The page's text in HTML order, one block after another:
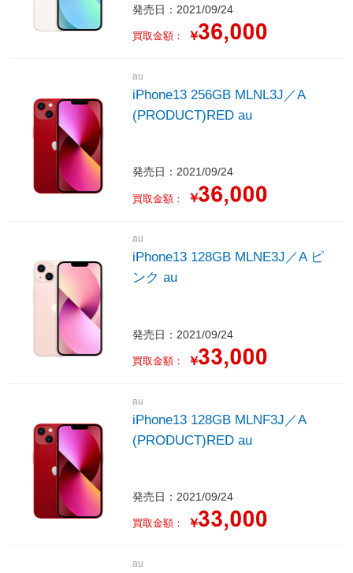
発売日：2021/09/24
買取金額： ￥
au
iPhone13 256GB MLNL3J／A
(PRODUCT)RED au
発売日：2021/09/24
買取金額： ￥
au
iPhone13 128GB MLNE3J／A ピ
ンク au
発売日：2021/09/24
買取金額： ￥
au
iPhone13 128GB MLNF3J／A
(PRODUCT)RED au
発売日：2021/09/24
買取金額： ￥
au